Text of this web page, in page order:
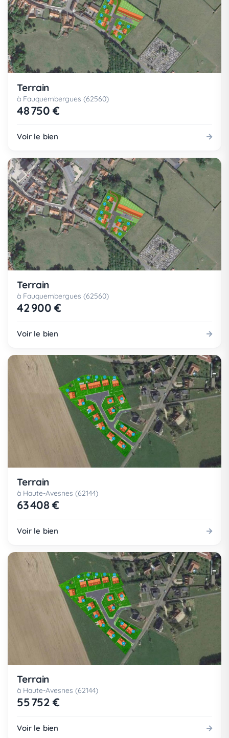
Terrain
à Fauquembergues (62560)
48 750 €
Voir le bien
Terrain
à Fauquembergues (62560)
42 900 €
Voir le bien
Terrain
à Haute-Avesnes (62144)
63 408 €
Voir le bien
Terrain
à Haute-Avesnes (62144)
55 752 €
Voir le bien